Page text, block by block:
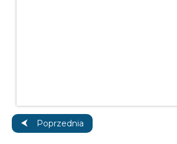
Poprzednia strona: Kontakt
Poprzednia